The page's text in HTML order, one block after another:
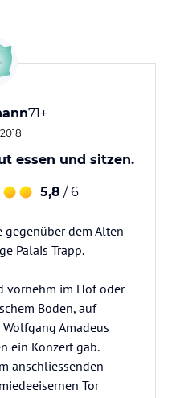
71+
essen und sitzen.
5,8 / 6
gegenüber dem Alten
Palais Trapp.
vornehm im Hof oder
Boden, auf
Amadeus
ein Konzert gab.
anschliessenden
Tor